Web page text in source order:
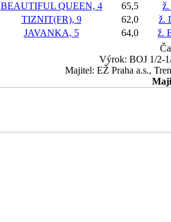
BEAUTIFUL QUEEN, 4 65,5
ž.
TIZNIT(FR), 9 62,0
ž.
JAVANKA, 5 64,0
ž.
Výrok: BOJ 1/2-
Majitel: EŽ Praha a.s.,